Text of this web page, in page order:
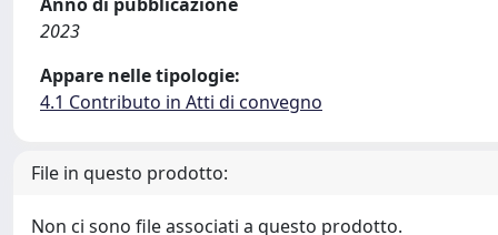
2023
Appare nelle tipologie:
4.1 Contributo in Atti di convegno
File in questo prodotto:
Non ci sono file associati a questo prodotto.